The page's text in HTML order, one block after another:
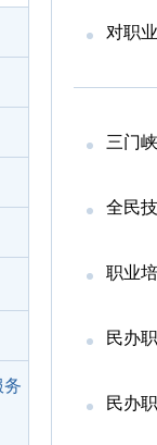
务
对职
三门
全民
职业
民办
民办